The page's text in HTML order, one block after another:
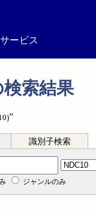
ービス
検索結果
”
識別子検索
ジャンルのみ